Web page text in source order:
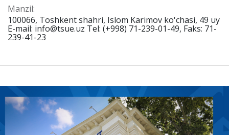
Manzil:
100066, Toshkent shahri, Islom Karimov ko'chasi, 49 uy
E-mail: info@tsue.uz Tel: (+998) 71-239-01-49, Faks: 71-
239-41-23